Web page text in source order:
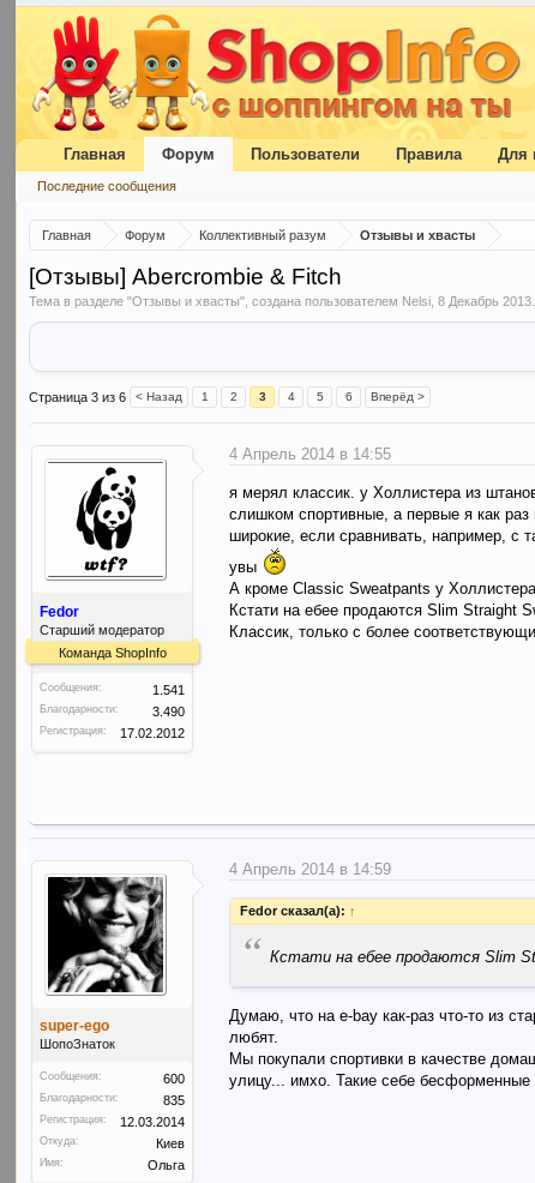
Главная Форум Коллективный разум Отзывы и хвасты
[Отзывы] Abercrombie & Fitch
Тема в разделе "Отзывы и хвасты", создана пользователем Nelsi ,8 Декабрь 2013
Страница 3 из 6 < Назад 1 2 3 4 5 6 Вперёд >
Fedor
Старший модератор
Команда ShopInfo
Сообщения: 1.541
Благодарности: 3.490
Регистрация: 17.02.2012
4 Апрель 2014 в 14:55
я мерял классик. у Холлистера из
слишком спортивные, а первые я как
широкие, если сравнивать, например, с
увы
А кроме Classic Sweatpants у
Кстати на ебее продаются Slim Straight
Классик, только с более
super-ego
ШопоЗнаток
Сообщения: 600
Благодарности: 835
Регистрация: 12.03.2014
Откуда: Киев
Имя: Ольга
4 Апрель 2014 в 14:59
Fedor сказал(а): ↑
“ Кстати на ебее продаются Slim
Думаю, что на е-bay как-раз что-то из
любят.
Мы покупали спортивки в качестве
улицу... имхо. Такие себе
Главная Форум
Последние сообщения
Пользователи Правила Для